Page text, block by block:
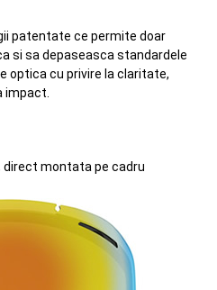
patentate ce permite doar
si sa depaseasca standardele
optica cu privire la claritate,
impact.
direct montata pe cadru